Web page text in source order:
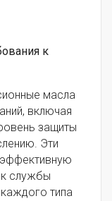
к
масла
включая
защиты
Эти
службы
типа